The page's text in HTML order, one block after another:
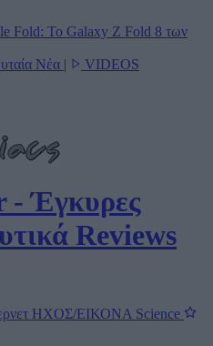
Fold: Το Galaxy Z Fold 8 των
Νέα | VIDEOS
- Έγκυρες
Reviews
ΗΧΟΣ/ΕΙΚΟΝΑ Science